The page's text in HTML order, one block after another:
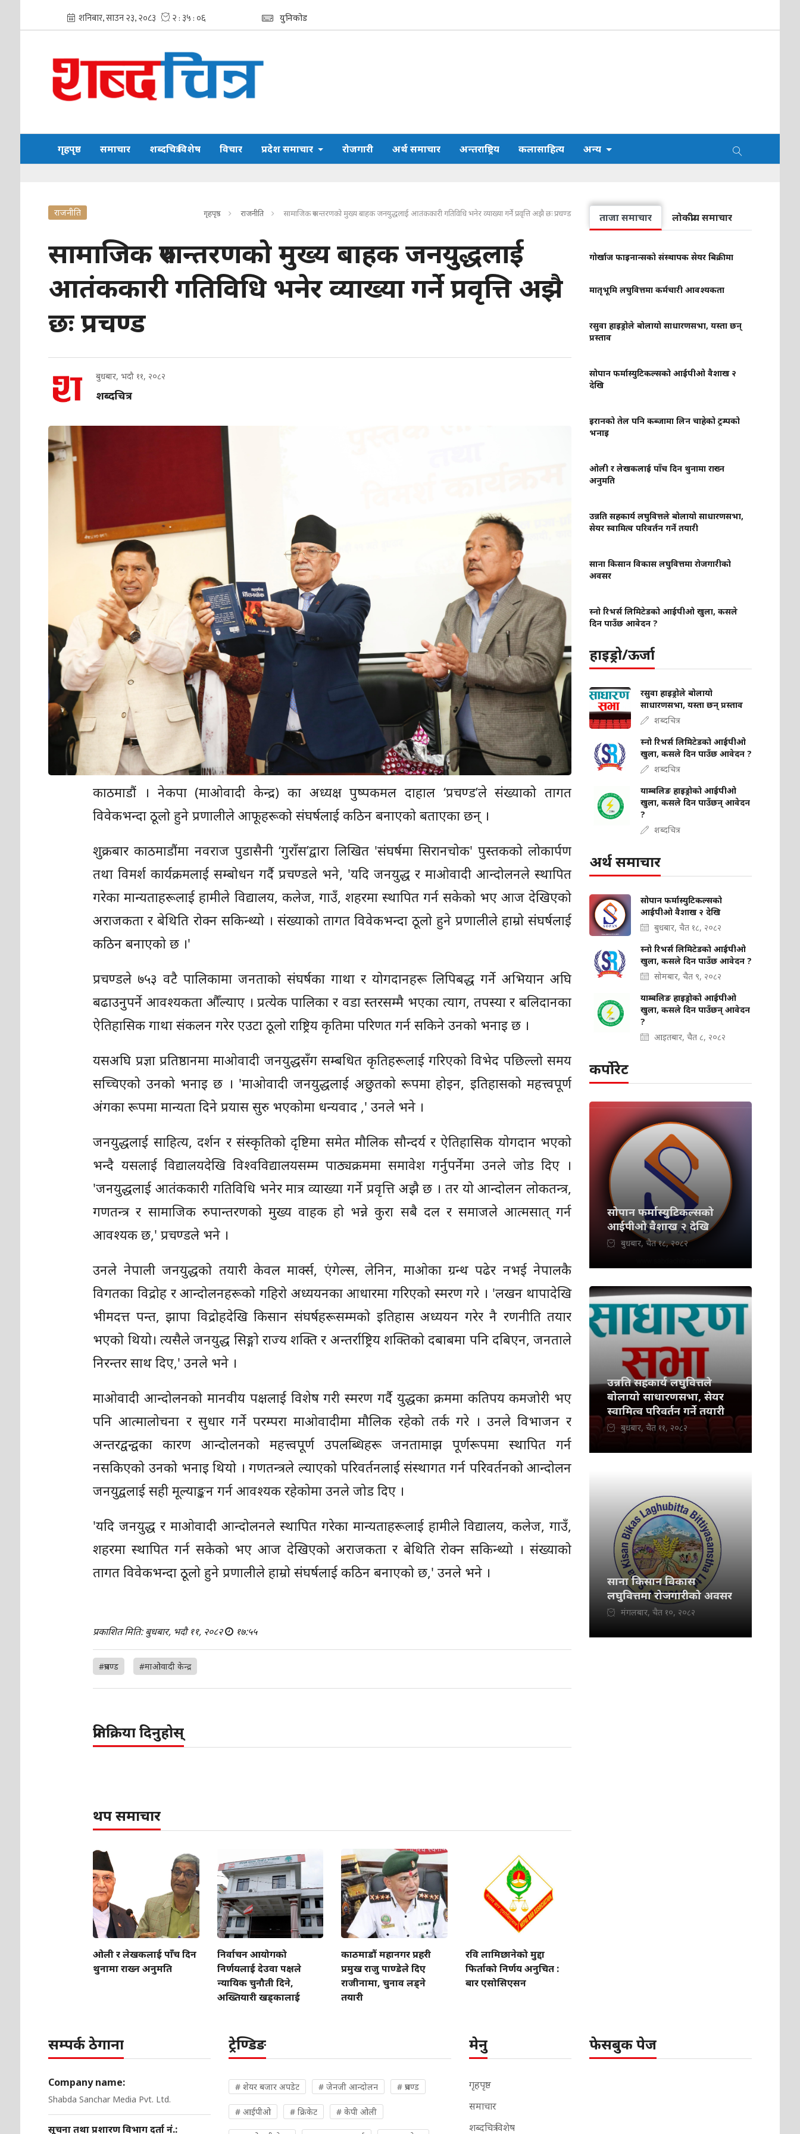
युनिकोड
गृहपृष्ठ समाचार शब्दचित्र विशेष विचार प्रदेश समाचार रोजगारी अर्थ समाचार अन्तराष्ट्रिय कलासाहित्य अन्य
राजनीति गृहपृष्ठ राजनीति सामाजिक रुपान्तरणको मुख्य बाहक जनयुद्धलाई आतंककारी गतिविधि भनेर व्याख्या गर्ने प्रवृत्ति अझै छः प्रचण्ड
सामाजिक रुपान्तरणको मुख्य बाहक जनयुद्धलाई
आतंककारी गतिविधि भनेर व्याख्या गर्ने प्रवृत्ति अझै
छः प्रचण्ड
बुधबार, भदौ ११, २०८२
शब्दचित्र
काठमाडौं । नेकपा (माओवादी केन्द्र) का अध्यक्ष पुष्पकमल दाहाल ‘प्रचण्ड’ले संख्याको तागत
विवेकभन्दा ठूलो हुने प्रणालीले आफूहरूको संघर्षलाई कठिन बनाएको बताएका छन् ।
शुक्रबार काठमाडौंमा नवराज पुडासैनी ‘गुराँस’द्वारा लिखित 'संघर्षमा सिरानचोक' पुस्तकको लोकार्पण
तथा विमर्श कार्यक्रमलाई सम्बोधन गर्दै प्रचण्डले भने, 'यदि जनयुद्ध र माओवादी आन्दोलनले स्थापित
गरेका मान्यताहरूलाई हामीले विद्यालय, कलेज, गाउँ, शहरमा स्थापित गर्न सकेको भए आज देखिएको
अराजकता र बेथिति रोक्न सकिन्थ्यो । संख्याको तागत विवेकभन्दा ठूलो हुने प्रणालीले हाम्रो संघर्षलाई
कठिन बनाएको छ ।'
प्रचण्डले ७५३ वटै पालिकामा जनताको संघर्षका गाथा र योगदानहरू लिपिबद्ध गर्ने अभियान अघि
बढाउनुपर्ने आवश्यकता औँल्याए । प्रत्येक पालिका र वडा स्तरसम्मै भएका त्याग, तपस्या र बलिदानका
ऐतिहासिक गाथा संकलन गरेर एउटा ठूलो राष्ट्रिय कृतिमा परिणत गर्न सकिने उनको भनाइ छ ।
यसअघि प्रज्ञा प्रतिष्ठानमा माओवादी जनयुद्धसँग सम्बधित कृतिहरूलाई गरिएको विभेद पछिल्लो समय
सच्चिएको उनको भनाइ छ । 'माओवादी जनयुद्धलाई अछुतको रूपमा होइन, इतिहासको महत्त्वपूर्ण
अंगका रूपमा मान्यता दिने प्रयास सुरु भएकोमा धन्यवाद ,' उनले भने ।
जनयुद्धलाई साहित्य, दर्शन र संस्कृतिको दृष्टिमा समेत मौलिक सौन्दर्य र ऐतिहासिक योगदान भएको
भन्दै यसलाई विद्यालयदेखि विश्वविद्यालयसम्म पाठ्यक्रममा समावेश गर्नुपर्नेमा उनले जोड दिए ।
'जनयुद्धलाई आतंककारी गतिविधि भनेर मात्र व्याख्या गर्ने प्रवृत्ति अझै छ । तर यो आन्दोलन लोकतन्त्र,
गणतन्त्र र सामाजिक रुपान्तरणको मुख्य वाहक हो भन्ने कुरा सबै दल र समाजले आत्मसात् गर्न
आवश्यक छ,' प्रचण्डले भने ।
उनले नेपाली जनयुद्धको तयारी केवल मार्क्स, एंगेल्स, लेनिन, माओका ग्रन्थ पढेर नभई नेपालकै
विगतका विद्रोह र आन्दोलनहरूको गहिरो अध्ययनका आधारमा गरिएको स्मरण गरे । 'लखन थापादेखि
भीमदत्त पन्त, झापा विद्रोहदेखि किसान संघर्षहरूसम्मको इतिहास अध्ययन गरेर नै रणनीति तयार
भएको थियो। त्यसैले जनयुद्ध सिङ्गो राज्य शक्ति र अन्तर्राष्ट्रिय शक्तिको दबाबमा पनि दबिएन, जनताले
निरन्तर साथ दिए,' उनले भने ।
माओवादी आन्दोलनको मानवीय पक्षलाई विशेष गरी स्मरण गर्दै युद्धका क्रममा कतिपय कमजोरी भए
पनि आत्मालोचना र सुधार गर्ने परम्परा माओवादीमा मौलिक रहेको तर्क गरे । उनले विभाजन र
अन्तरद्वन्द्वका कारण आन्दोलनको महत्त्वपूर्ण उपलब्धिहरू जनतामाझ पूर्णरूपमा स्थापित गर्न
नसकिएको उनको भनाइ थियो । गणतन्त्रले ल्याएको परिवर्तनलाई संस्थागत गर्न परिवर्तनको आन्दोलन
जनयुद्वलाई सही मूल्याङ्कन गर्न आवश्यक रहेकोमा उनले जोड दिए ।
'यदि जनयुद्ध र माओवादी आन्दोलनले स्थापित गरेका मान्यताहरूलाई हामीले विद्यालय, कलेज, गाउँ,
शहरमा स्थापित गर्न सकेको भए आज देखिएको अराजकता र बेथिति रोक्न सकिन्थ्यो । संख्याको
तागत विवेकभन्दा ठूलो हुने प्रणालीले हाम्रो संघर्षलाई कठिन बनाएको छ,' उनले भने ।
प्रकाशित मिति: बुधबार, भदौ ११, २०८२ १७:५५
#प्रचण्ड #माओवादी केन्द्र
प्रतिक्रिया दिनुहोस्
थप समाचार
ओली र लेखकलाई पाँच दिन
थुनामा राख्न अनुमति
निर्वाचन आयोगको
निर्णयलाई देउवा पक्षले
न्यायिक चुनौती दिने,
अख्तियारी खड्कालाई
काठमाडौं महानगर प्रहरी
प्रमुख राजु पाण्डेले दिए
राजीनामा, चुनाव लड्ने
तयारी
रवि लामिछानेको मुद्दा
फिर्ताको निर्णय अनुचित :
बार एसोसिएसन
ताजा समाचार लोकप्रीय समाचार
गोर्खाज फाइनान्सको संस्थापक सेयर बिक्रीमा
मातृभूमि लघुवित्तमा कर्मचारी आवश्यकता
रसुवा हाइड्रोले बोलायो साधारणसभा, यस्ता छन्
प्रस्ताव
सोपान फर्मास्युटिकल्सको आईपीओ वैशाख २
देखि
इरानको तेल पनि कब्जामा लिन चाहेको ट्रम्पको
भनाइ
ओली र लेखकलाई पाँच दिन थुनामा राख्न
अनुमति
उन्नति सहकार्य लघुवित्तले बोलायो साधारणसभा,
सेयर स्वामित्व परिवर्तन गर्ने तयारी
साना किसान विकास लघुवित्तमा रोजगारीको
अवसर
स्नो रिभर्स लिमिटेडको आईपीओ खुला, कसले
दिन पाउँछ आवेदन ?
हाइड्रो/ऊर्जा
रसुवा हाइड्रोले बोलायो
साधारणसभा, यस्ता छन् प्रस्ताव
शब्दचित्र
स्नो रिभर्स लिमिटेडको आईपीओ
खुला, कसले दिन पाउँछ आवेदन ?
शब्दचित्र
याम्बलिङ हाइड्रोको आईपीओ
खुला, कसले दिन पाउँछन् आवेदन
?
शब्दचित्र
अर्थ समाचार
सोपान फर्मास्युटिकल्सको
आईपीओ वैशाख २ देखि
बुधबार, चैत १८, २०८२
स्नो रिभर्स लिमिटेडको आईपीओ
खुला, कसले दिन पाउँछ आवेदन ?
सोमबार, चैत ९, २०८२
याम्बलिङ हाइड्रोको आईपीओ
खुला, कसले दिन पाउँछन् आवेदन
?
आइतबार, चैत ८, २०८२
कर्पोरेट
सोपान फर्मास्युटिकल्सको
आईपीओ वैशाख २ देखि
बुधबार, चैत १८, २०८२
उन्नति सहकार्य लघुवित्तले
बोलायो साधारणसभा, सेयर
स्वामित्व परिवर्तन गर्ने तयारी
बुधबार, चैत ११, २०८२
साना किसान विकास
लघुवित्तमा रोजगारीको अवसर
मंगलबार, चैत १०, २०८२
सम्पर्क ठेगाना
Company name:
Shabda Sanchar Media Pvt. Ltd.
सूचना तथा प्रशारण विभाग दर्ता नं.:
ट्रेण्डिङ
# शेयर बजार अपडेट # जेनजी आन्दोलन # प्रचण्ड
# आईपीओ # क्रिकेट # केपी ओली
मेनु
गृहपृष्ठ
समाचार
शब्दचित्र विशेष
फेसबुक पेज